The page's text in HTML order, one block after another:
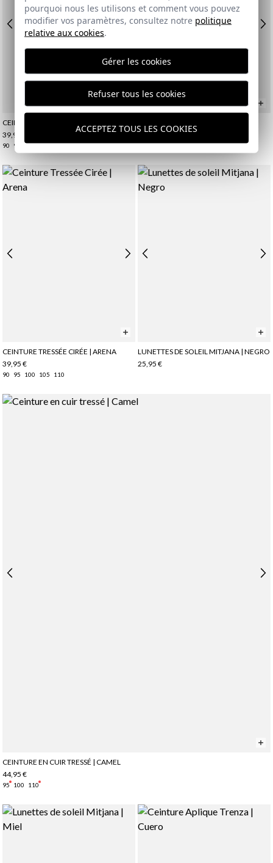
CEINTURE TRESSÉE CIRÉE | GREIGE
39,95 €
90 95 100 105 110
39,95 €
110
CEINTURE TRESSÉE CIRÉE | ARENA
39,95 €
90 95 100 105 110
LUNETTES DE SOLEIL MITJANA | NEGRO
25,95 €
CEINTURE EN CUIR TRESSÉ | CAMEL
44,95 €
95 100 110
pourquoi nous les utilisons et comment vous pouvez
modifier vos paramètres, consultez notre politique
relative aux cookies.
Gérer les cookies
Refuser tous les cookies
ACCEPTEZ TOUS LES COOKIES